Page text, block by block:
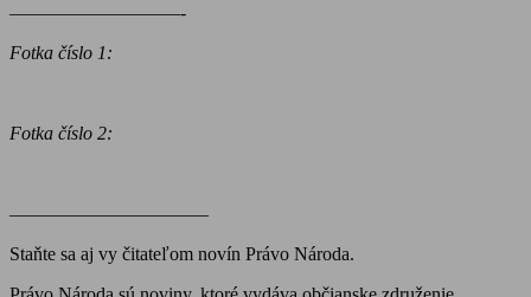
—————————-
Fotka číslo 1:
Fotka číslo 2:
————————–——
Staňte sa aj vy čitateľom novín Právo Národa.